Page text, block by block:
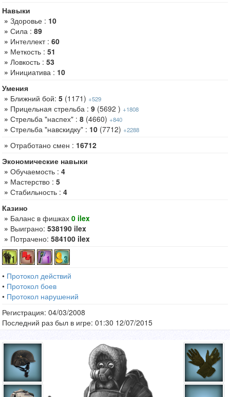
Навыки
» Здоровье : 10
» Сила : 89
» Интеллект : 60
» Меткость : 51
» Ловкость : 53
» Инициатива : 10
Умения
» Ближний бой: 5 (1171) +529
» Прицельная стрельба : 9 (5692 ) +1808
» Стрельба "наспех" : 8 (4660) +840
» Стрельба "навскидку" : 10 (7712) +2288
» Отработано смен : 16712
Экономические навыки
» Обучаемость : 4
» Мастерство : 5
» Стабильность : 4
Казино
» Баланс в фишках 0 ilex
» Выиграно: 538190 ilex
» Потрачено: 584100 ilex
• Протокол действий
• Протокол боев
• Протокол нарушений
Регистрация: 04/03/2008
Последний раз был в игре: 01:30 12/07/2015